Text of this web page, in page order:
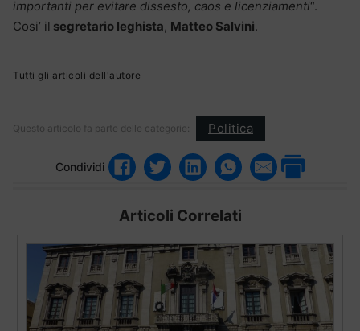
importanti per evitare dissesto, caos e licenziamenti“.
Cosi’ il segretario leghista, Matteo Salvini.
Tutti gli articoli dell'autore
Questo articolo fa parte delle categorie: Politica
Condividi
Articoli Correlati